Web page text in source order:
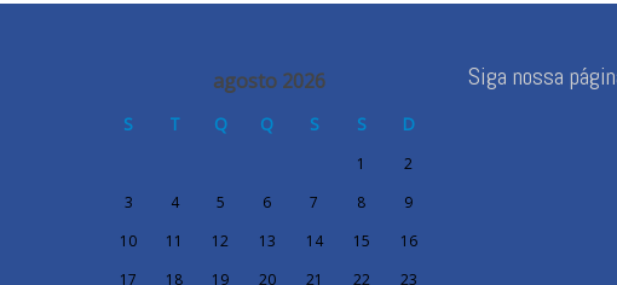
agosto 2026
S T Q Q S S D
1
2
3
4 5 6 7 8
9
10
11 12 13 14 15
16
17
18 19 20 21 22
23
Siga nossa